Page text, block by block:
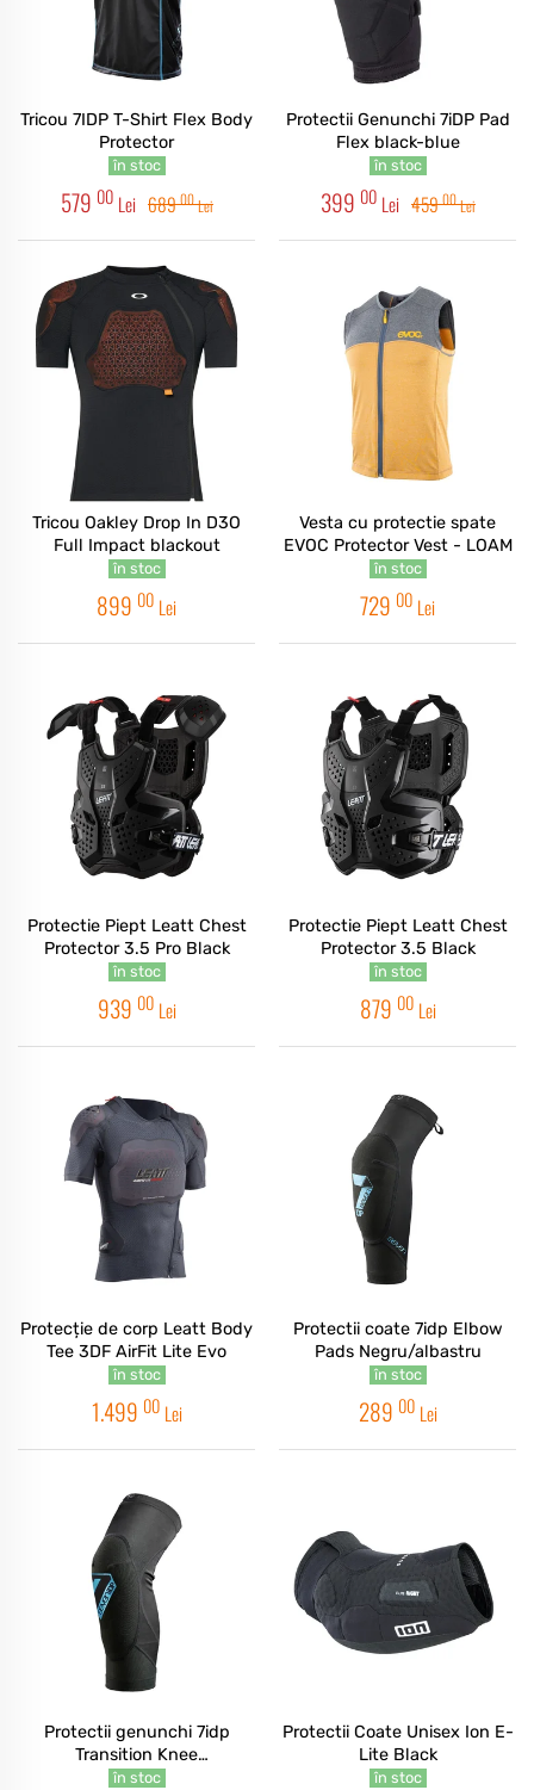
Tricou 7IDP T-Shirt Flex Body
Protector
în stoc
579 00 Lei 68900Lei
Protectii Genunchi 7iDP Pad
Flex black-blue
în stoc
399 00 Lei 45900Lei
Tricou Oakley Drop In D3O
Full Impact blackout
în stoc
899 00 Lei
Vesta cu protectie spate
EVOC Protector Vest - LOAM
în stoc
729 00 Lei
Protectie Piept Leatt Chest
Protector 3.5 Pro Black
în stoc
939 00 Lei
Protectie Piept Leatt Chest
Protector 3.5 Black
în stoc
879 00 Lei
Protecție de corp Leatt Body
Tee 3DF AirFit Lite Evo
în stoc
1.499 00 Lei
Protectii coate 7idp Elbow
Pads Negru/albastru
în stoc
289 00 Lei
Protectii genunchi 7idp
Transition Knee
Negru/albastru
în stoc
Protectii Coate Unisex Ion E-
Lite Black
în stoc